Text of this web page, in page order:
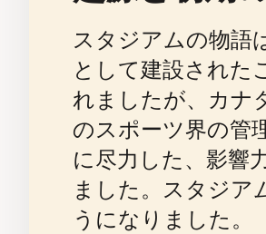
スタジアムの物語
として建設された
れましたが、カナ
のスポーツ界の管
に尽力した、影響
ました。スタジア
うになりました。